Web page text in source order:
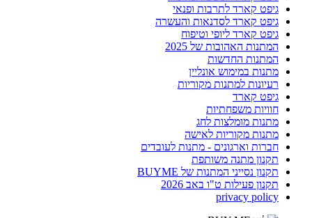
גיפט קארד לתרבות ופנאי
גיפט קארד לסדנאות והעשרה
גיפט קארד ליופי וטיפוח
המתנות האהובות של 2025
המתנות החדשות
מתנות במימוש אונליין
רעיונות למתנות מקוריות
גיפט קארד
חוויות משפחתיות
מתנות מומלצות לחג
מתנות מקוריות לאישה
חברות וארגונים - מתנות לעובדים
תקנון מתנה משותפת
תקנון נסייני המתנות של BUYME
תקנון פעילות ט"ו באב 2026
privacy policy